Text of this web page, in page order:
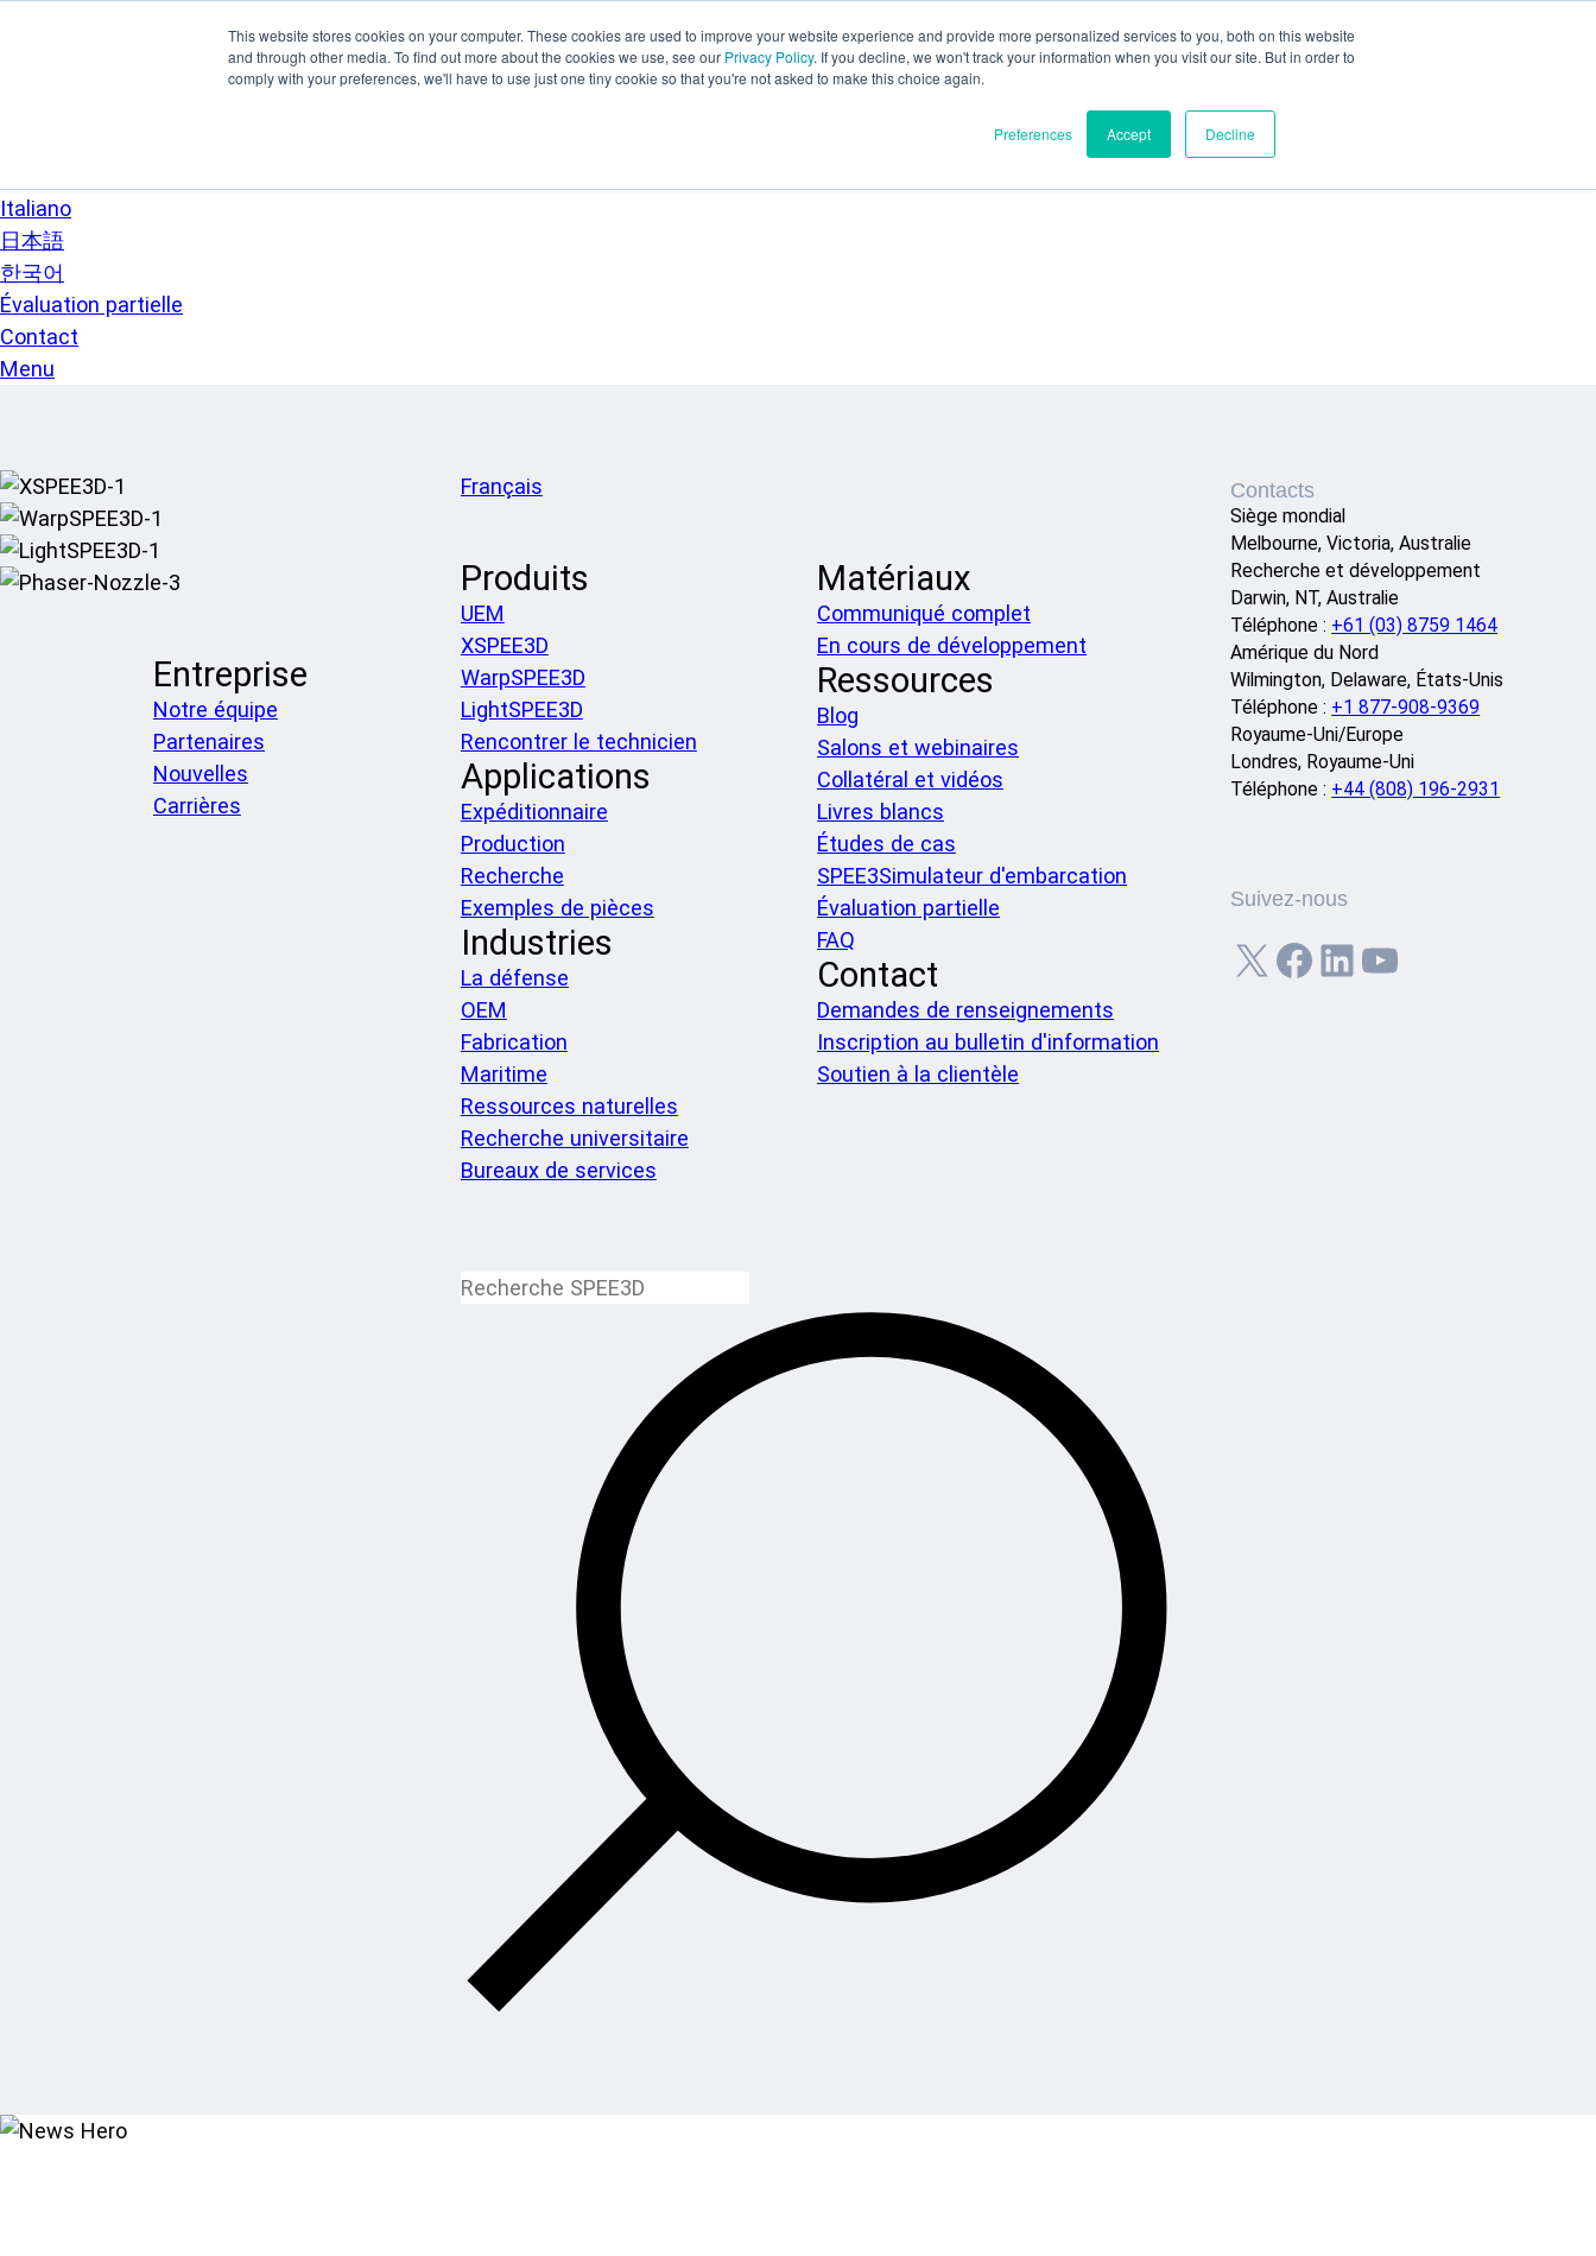
This website stores cookies on your computer. These cookies are used to improve your website experience and provide more personalized services to you, both on this website
and through other media. To find out more about the cookies we use, see our Privacy Policy. If you decline, we won't track your information when you visit our site. But in order to
comply with your preferences, we'll have to use just one tiny cookie so that you're not asked to make this choice again.
Preferences Accept Decline
Italiano
日本語
한국어
Évaluation partielle
Contact
Menu
Entreprise
Notre équipe
Partenaires
Nouvelles
Carrières
Français
Produits
UEM
XSPEE3D
WarpSPEE3D
LightSPEE3D
Rencontrer le technicien
Applications
Expéditionnaire
Production
Recherche
Exemples de pièces
Industries
La défense
OEM
Fabrication
Maritime
Ressources naturelles
Recherche universitaire
Bureaux de services
Matériaux
Communiqué complet
En cours de développement
Ressources
Blog
Salons et webinaires
Collatéral et vidéos
Livres blancs
Études de cas
SPEE3Simulateur d'embarcation
Évaluation partielle
FAQ
Contact
Demandes de renseignements
Inscription au bulletin d'information
Soutien à la clientèle
Contacts
Siège mondial
Melbourne, Victoria, Australie
Recherche et développement
Darwin, NT, Australie
Téléphone : +61 (03) 8759 1464
Amérique du Nord
Wilmington, Delaware, États-Unis
Téléphone : +1 877-908-9369
Royaume-Uni/Europe
Londres, Royaume-Uni
Téléphone : +44 (808) 196-2931
Suivez-nous
X Facebook LinkedIn YouTube